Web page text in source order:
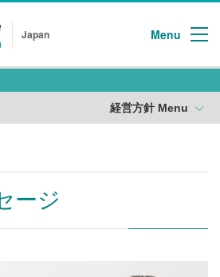
Japan Menu
ージ
経営方針 Menu